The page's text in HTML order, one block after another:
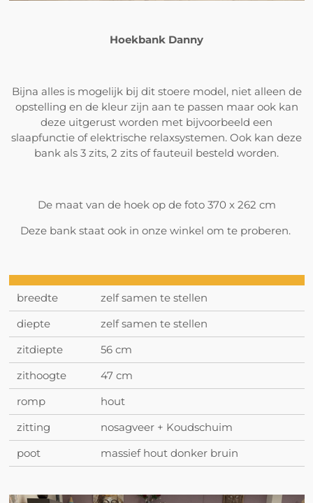
Hoekbank Danny
Bijna alles is mogelijk bij dit stoere model, niet alleen de
opstelling en de kleur zijn aan te passen maar ook kan
deze uitgerust worden met bijvoorbeeld een
slaapfunctie of elektrische relaxsystemen. Ook kan deze
bank als 3 zits, 2 zits of fauteuil besteld worden.
De maat van de hoek op de foto 370 x 262 cm
Deze bank staat ook in onze winkel om te proberen.
breedte
zelf samen te stellen
diepte
zelf samen te stellen
zitdiepte
56 cm
zithoogte
47 cm
romp
hout
zitting
nosagveer + Koudschuim
poot
massief hout donker bruin